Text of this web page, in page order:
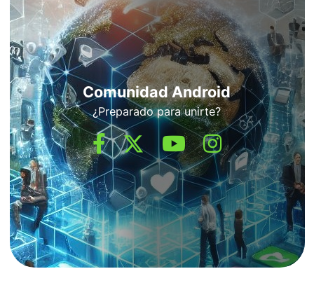
Comunidad Android
¿Preparado para unirte?